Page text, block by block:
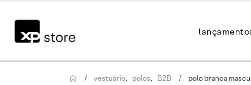
vestuário, polos, B2B polo branca